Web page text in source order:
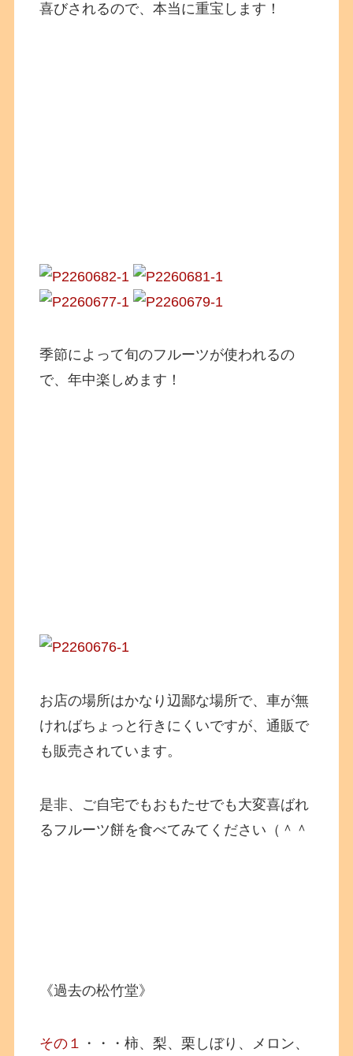
喜びされるので、本当に重宝します！
季節によって旬のフルーツが使われるの
で、年中楽しめます！
お店の場所はかなり辺鄙な場所で、車が無
ければちょっと行きにくいですが、通販で
も販売されています。
是非、ご自宅でもおもたせでも大変喜ばれ
るフルーツ餅を食べてみてください（＾＾
《過去の松竹堂》
その１ ・・・柿、梨、栗しぼり、メロン、